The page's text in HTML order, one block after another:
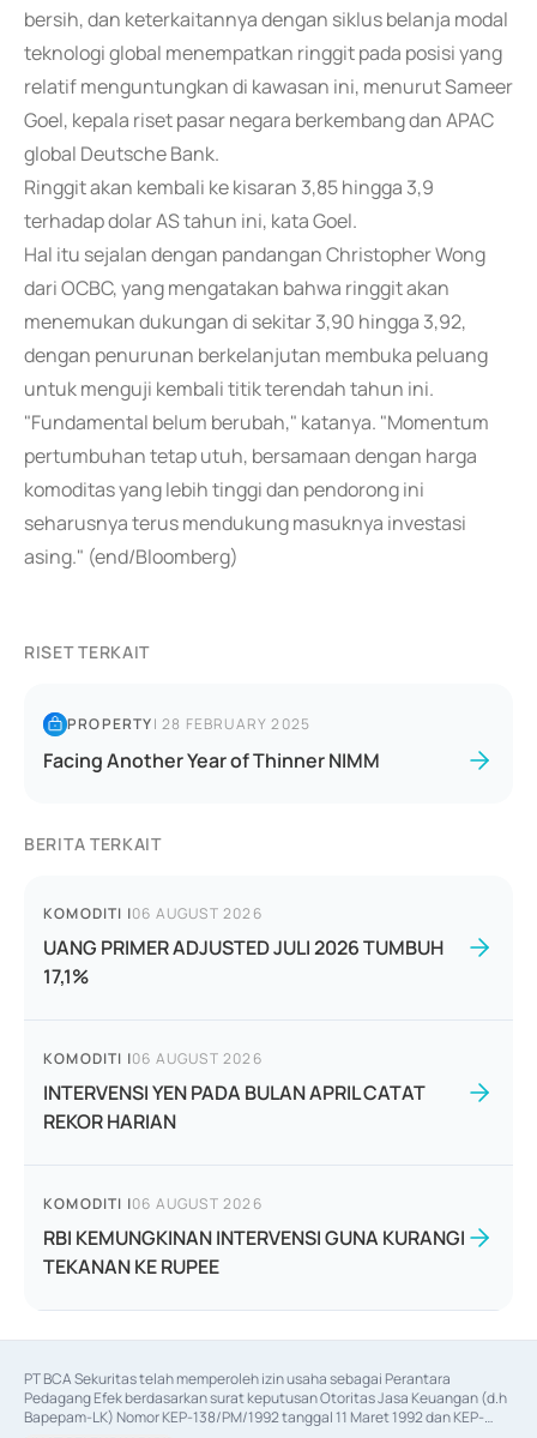
bersih, dan keterkaitannya dengan siklus belanja modal
teknologi global menempatkan ringgit pada posisi yang
relatif menguntungkan di kawasan ini, menurut Sameer
Goel, kepala riset pasar negara berkembang dan APAC
global Deutsche Bank.
Ringgit akan kembali ke kisaran 3,85 hingga 3,9
terhadap dolar AS tahun ini, kata Goel.
Hal itu sejalan dengan pandangan Christopher Wong
dari OCBC, yang mengatakan bahwa ringgit akan
menemukan dukungan di sekitar 3,90 hingga 3,92,
dengan penurunan berkelanjutan membuka peluang
untuk menguji kembali titik terendah tahun ini.
"Fundamental belum berubah," katanya. "Momentum
pertumbuhan tetap utuh, bersamaan dengan harga
komoditas yang lebih tinggi dan pendorong ini
seharusnya terus mendukung masuknya investasi
asing." (end/Bloomberg)
RISET TERKAIT
PROPERTY|28 FEBRUARY 2025
Facing Another Year of Thinner NIMM
BERITA TERKAIT
KOMODITI |06 AUGUST 2026
UANG PRIMER ADJUSTED JULI 2026 TUMBUH
17,1%
KOMODITI |06 AUGUST 2026
INTERVENSI YEN PADA BULAN APRIL CATAT
REKOR HARIAN
KOMODITI |06 AUGUST 2026
RBI KEMUNGKINAN INTERVENSI GUNA KURANGI
TEKANAN KE RUPEE
PT BCA Sekuritas telah memperoleh izin usaha sebagai Perantara
Pedagang Efek berdasarkan surat keputusan Otoritas Jasa Keuangan (d.h
Bapepam-LK) Nomor KEP-138/PM/1992 tanggal 11 Maret 1992 dan KEP-